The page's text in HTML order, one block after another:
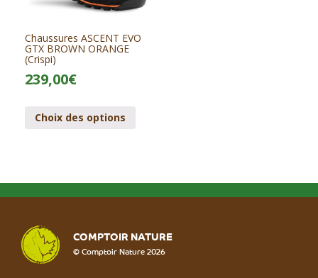
Chaussures ASCENT EVO
GTX BROWN ORANGE
(Crispi)
239,00€
Choix des options
COMPTOIR NATURE
© Comptoir Nature 2026